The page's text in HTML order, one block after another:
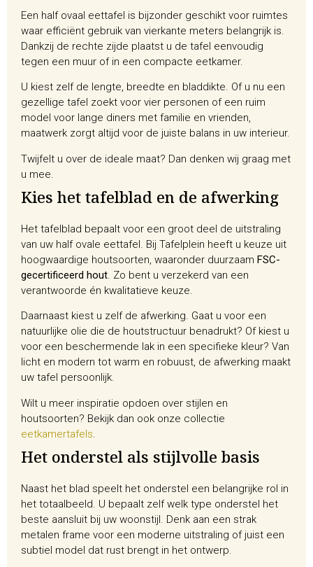
Een half ovaal eettafel is bijzonder geschikt voor ruimtes
waar efficiënt gebruik van vierkante meters belangrijk is.
Dankzij de rechte zijde plaatst u de tafel eenvoudig
tegen een muur of in een compacte eetkamer.
U kiest zelf de lengte, breedte en bladdikte. Of u nu een
gezellige tafel zoekt voor vier personen of een ruim
model voor lange diners met familie en vrienden,
maatwerk zorgt altijd voor de juiste balans in uw interieur.
Twijfelt u over de ideale maat? Dan denken wij graag met
u mee.
Kies het tafelblad en de afwerking
Het tafelblad bepaalt voor een groot deel de uitstraling
van uw half ovale eettafel. Bij Tafelplein heeft u keuze uit
hoogwaardige houtsoorten, waaronder duurzaam FSC-
gecertificeerd hout. Zo bent u verzekerd van een
verantwoorde én kwalitatieve keuze.
Daarnaast kiest u zelf de afwerking. Gaat u voor een
natuurlijke olie die de houtstructuur benadrukt? Of kiest u
voor een beschermende lak in een specifieke kleur? Van
licht en modern tot warm en robuust, de afwerking maakt
uw tafel persoonlijk.
Wilt u meer inspiratie opdoen over stijlen en
houtsoorten? Bekijk dan ook onze collectie
eetkamertafels.
Het onderstel als stijlvolle basis
Naast het blad speelt het onderstel een belangrijke rol in
het totaalbeeld. U bepaalt zelf welk type onderstel het
beste aansluit bij uw woonstijl. Denk aan een strak
metalen frame voor een moderne uitstraling of juist een
subtiel model dat rust brengt in het ontwerp.